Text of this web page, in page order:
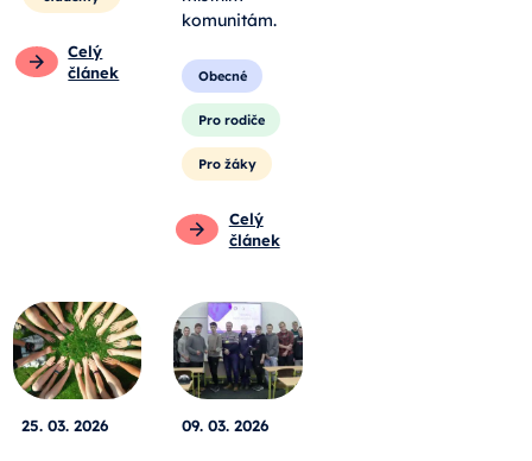
Celý
článek
komunitám.
Obecné
Pro rodiče
Pro žáky
Celý
článek
25. 03. 2026 09. 03. 2026